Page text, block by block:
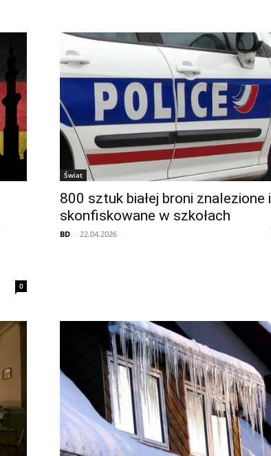
0
Świat
800 sztuk białej broni znalezione i
skonfiskowane w szkołach
BD - 22.04.2026